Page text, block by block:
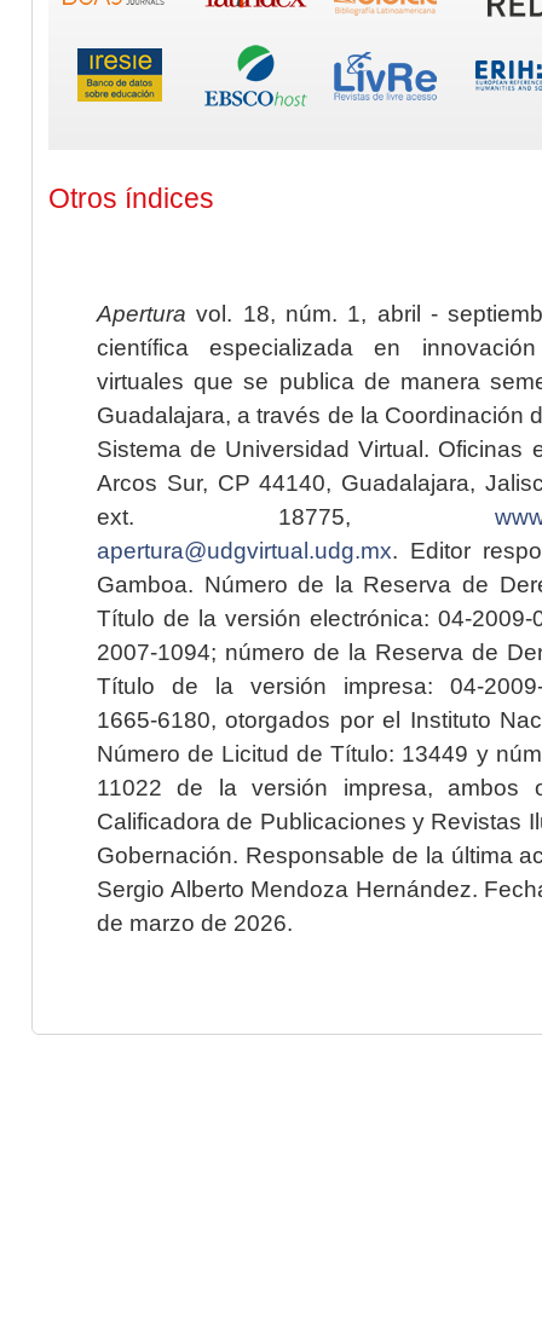
Otros índices
Apertura vol. 18, núm. 1, abril -
científica especializada en
virtuales que se publica de manera
Guadalajara, a través de la Coordinación
Sistema de Universidad Virtual. Oficinas
Arcos Sur, CP 44140, Guadalajara,
ext. 18775,
apertura@udgvirtual.udg.mx. Editor
Gamboa. Número de la Reserva de
Título de la versión electrónica: 04-2009-
2007-1094; número de la Reserva de
Título de la versión impresa: 04-2009-
1665-6180, otorgados por el Instituto
Número de Licitud de Título: 13449 y
11022 de la versión impresa, ambos
Calificadora de Publicaciones y Revistas
Gobernación. Responsable de la última
Sergio Alberto Mendoza Hernández.
de marzo de 2026.